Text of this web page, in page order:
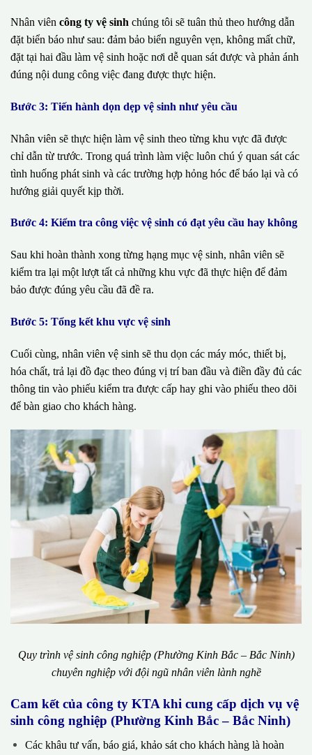
Nhân viên công ty vệ sinh chúng tôi sẽ tuân thủ theo hướng dẫn
đặt biển báo như sau: đảm bảo biển nguyên vẹn, không mất chữ,
đặt tại hai đầu làm vệ sinh hoặc nơi dễ quan sát được và phản ánh
đúng nội dung công việc đang được thực hiện.
Bước 3: Tiến hành dọn dẹp vệ sinh như yêu cầu
Nhân viên sẽ thực hiện làm vệ sinh theo từng khu vực đã được
chỉ dẫn từ trước. Trong quá trình làm việc luôn chú ý quan sát các
tình huống phát sinh và các trường hợp hỏng hóc để báo lại và có
hướng giải quyết kịp thời.
Bước 4: Kiểm tra công việc vệ sinh có đạt yêu cầu hay không
Sau khi hoàn thành xong từng hạng mục vệ sinh, nhân viên sẽ
kiểm tra lại một lượt tất cả những khu vực đã thực hiện để đảm
bảo được đúng yêu cầu đã đề ra.
Bước 5: Tổng kết khu vực vệ sinh
Cuối cùng, nhân viên vệ sinh sẽ thu dọn các máy móc, thiết bị,
hóa chất, trả lại đồ đạc theo đúng vị trí ban đầu và điền đầy đủ các
thông tin vào phiếu kiểm tra được cấp hay ghi vào phiếu theo dõi
để bàn giao cho khách hàng.
Quy trình vệ sinh công nghiệp (Phường Kinh Bắc – Bắc Ninh)
chuyên nghiệp với đội ngũ nhân viên lành nghề
Cam kết của công ty KTA khi cung cấp dịch vụ vệ
sinh công nghiệp (Phường Kinh Bắc – Bắc Ninh)
Các khâu tư vấn, báo giá, khảo sát cho khách hàng là hoàn